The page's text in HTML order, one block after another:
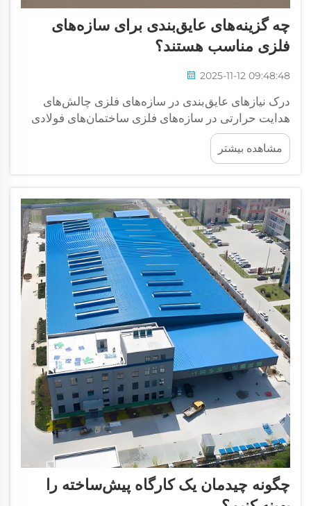
چه گزینه‌های عایق‌بندی برای سازه‌های
فلزی مناسب هستند؟
2025-11-12 09:48:48
درک نیازهای عایق‌بندی در سازه‌های فلزی چالش‌های
هدایت حرارتی در سازه‌های فلزی ساختمان‌های فولادی
مشکلات جدی در حفظ دمای پایدار دارند، زیرا فولاد گرما
را بسیار بهتر از ... هدایت می‌کند
مشاهده بیشتر
چگونه چیدمان یک کارگاه پیش‌ساخته را